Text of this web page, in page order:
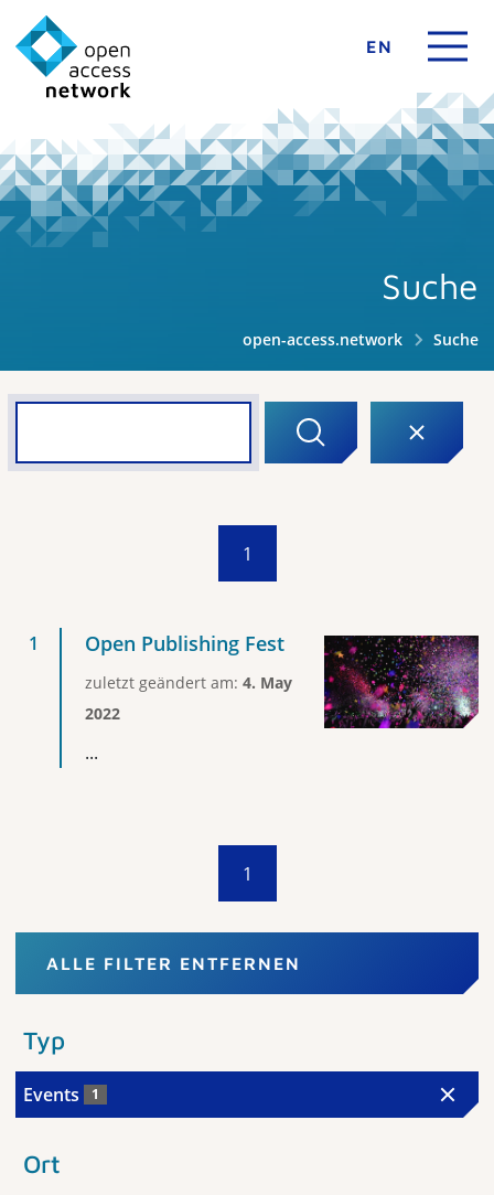
EN
Suche
open-access.network Suche
1
Open Publishing Fest
zuletzt geändert am: 4. May
2022
...
1
ALLE FILTER ENTFERNEN
Typ
Events 1
Ort